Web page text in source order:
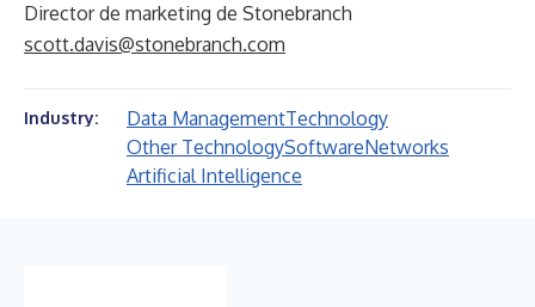
Director de marketing de Stonebranch
scott.davis@stonebranch.com
Industry: Data ManagementTechnology
Other TechnologySoftwareNetworks
Artificial Intelligence